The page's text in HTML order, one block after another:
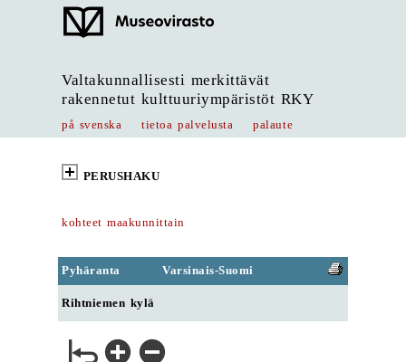
Valtakunnallisesti merkittävät
rakennetut kulttuuriympäristöt RKY
på svenska tietoa palvelusta palaute
PERUSHAKU
kohteet maakunnittain
Pyhäranta Varsinais-Suomi
Rihtniemen kylä